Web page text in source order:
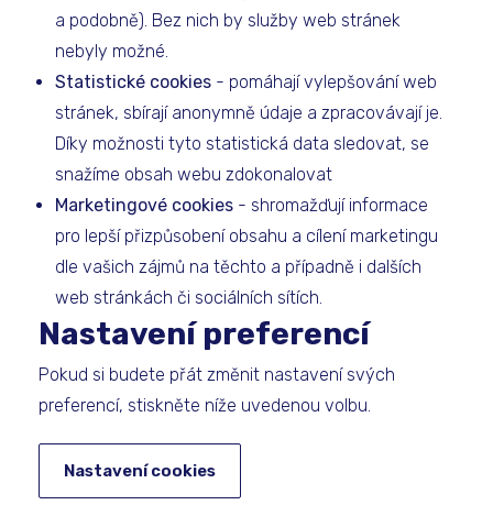
a podobně). Bez nich by služby web stránek
nebyly možné.
Statistické cookies - pomáhají vylepšování web
stránek, sbírají anonymně údaje a zpracovávají je.
Díky možnosti tyto statistická data sledovat, se
snažíme obsah webu zdokonalovat
Marketingové cookies - shromažďují informace
pro lepší přizpůsobení obsahu a cílení marketingu
dle vašich zájmů na těchto a případně i dalších
web stránkách či sociálních sítích.
Nastavení preferencí
Pokud si budete přát změnit nastavení svých
preferencí, stiskněte níže uvedenou volbu.
Nastavení cookies